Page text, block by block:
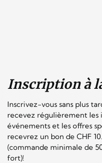
Inscription à
Inscrivez-vous sans plus
recevez régulièrement les
événements et les offres
recevrez un bon de CHF
(commande minimale de
fort)!